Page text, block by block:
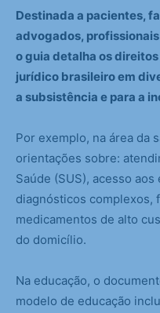
Destinada a pacientes,
advogados,
o guia detalha os
jurídico brasileiro em
a subsistência e para a
Por exemplo, na área da
orientações sobre:
Saúde (SUS), acesso
diagnósticos complexos,
medicamentos de alto
do domicílio.
Na educação, o
modelo de educação